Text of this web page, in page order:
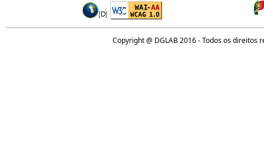
Copyright @ DGLAB 2016 - Todos os